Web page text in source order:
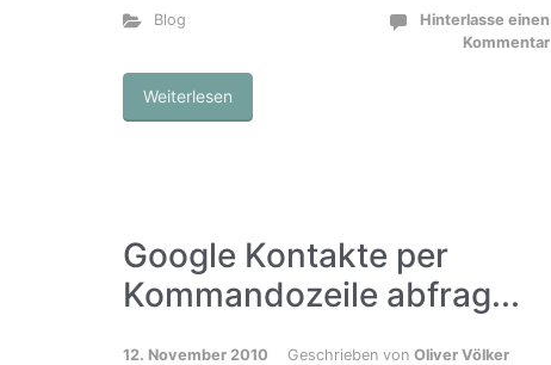
Blog
Hinterlasse einen
Kommentar
Weiterlesen
Google Kontakte per
Kommandozeile abfrag...
12. November 2010 Geschrieben von Oliver Völker